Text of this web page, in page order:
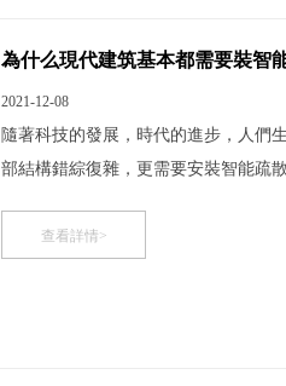
為什么現代建筑基本都需要裝智
2021-12-08
隨著科技的發展，時代的進步，人們
部結構錯綜復雜，更需要安裝智能疏
處、走道、較大的設備房等疏散標志
查看詳情>